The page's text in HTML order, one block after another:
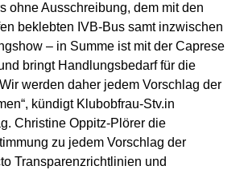
ohne Ausschreibung, dem mit den
beklebten IVB-Bus samt inzwischen
– in Summe ist mit der Caprese
bringt Handlungsbedarf für die
werden daher jedem Vorschlag der
kündigt Klubobfrau-Stv.in
Christine Oppitz-Plörer die
zu jedem Vorschlag der
Transparenzrichtlinien und